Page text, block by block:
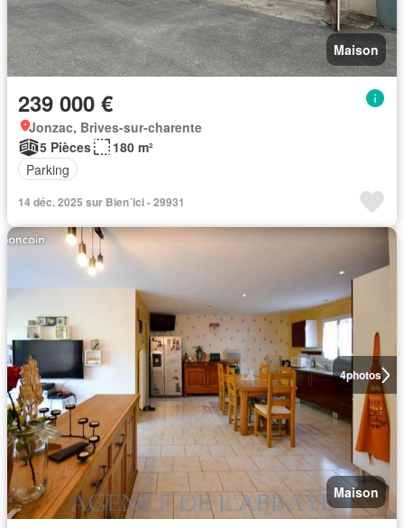
Maison
239 000 €
Jonzac, Brives-sur-charente
5 Pièces
180 m²
Parking
14 déc. 2025 sur Bien´ici - 29931
4photos
Maison